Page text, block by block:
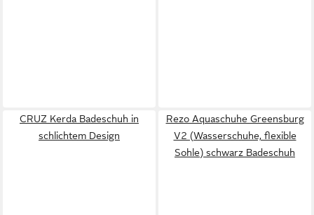
CRUZ Kerda Badeschuh in
schlichtem Design
Rezo Aquaschuhe Greensburg
V2 (Wasserschuhe, flexible
Sohle) schwarz Badeschuh